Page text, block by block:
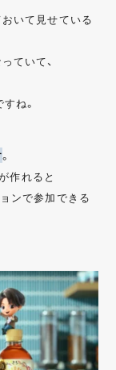
いて見せている
ていて、
ね。
。
作れると
ンで参加できる